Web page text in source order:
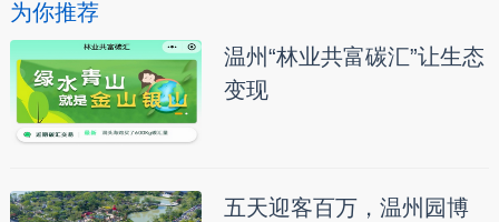
为你推荐
温州“林业共富碳汇”让生态
变现
五天迎客百万，温州园博